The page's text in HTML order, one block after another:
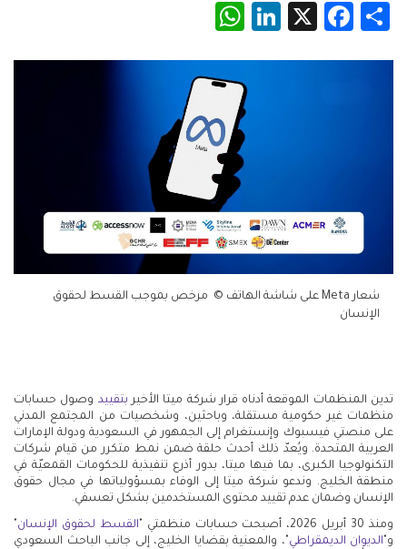
Share
Facebook
X
LinkedIn
شعار Meta على شاشة الهاتف © مرخص بموجب القسط لحقوق
الإنسان
تدين المنظمات الموقعة أدناه قرار شركة ميتا الأخير بتقييد وصول حسابات
منظمات غير حكومية مستقلة، وباحثين، وشخصيات من المجتمع المدني
على منصتي فيسبوك وإنستغرام إلى الجمهور في السعودية ودولة الإمارات
العربية المتحدة. ويُعدّ ذلك أحدث حلقة ضمن نمط متكرر من قيام شركات
التكنولوجيا الكبرى، بما فيها ميتا، بدور أذرع تنفيذية للحكومات القمعيّة في
منطقة الخليج. وندعو شركة ميتا إلى الوفاء بمسؤولياتها في مجال حقوق
الإنسان وضمان عدم تقييد محتوى المستخدمين بشكل تعسفي.
ومنذ 30 أبريل 2026، أصبحت حسابات منظمتي " القسط لحقوق الإنسان"
و"الديوان الديمقراطي"، والمعنية بقضايا الخليج، إلى جانب الباحث السعودي